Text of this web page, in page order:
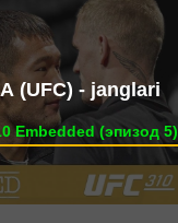
(UFC) - janglari
Embedded (эпизод 5)